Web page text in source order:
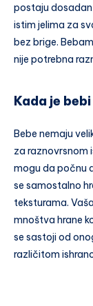
postaju
istim jelima za
bez brige.
nije potrebna
Kada je
Bebe nemaju
za raznovrsnom
mogu da počnu
se samostalno
teksturama.
mnoštva hrane
se sastoji od
različitom